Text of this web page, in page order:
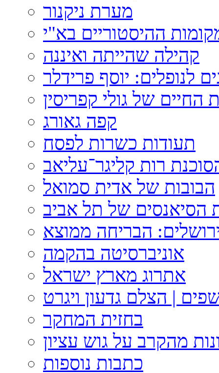
מערת ניקנור
ההיסטוריים בא"י
קהילה שהייתה ואיננה
לנופלים: יוסף פרידלר
החיים של גולי קפריסין
קפה גאורג
תעודות כשרות לפסח
רות קליגר־עליאב
הבובות של אדית סמואל
של תל אביב
הבריחה ממוצא
אוניברסיטה בהקמה
אתרוג מארץ ישראל
| הצלם גדעון ויגרט
בחזית המחקר
מהקרב על גוש עציון
כתבות נוספות